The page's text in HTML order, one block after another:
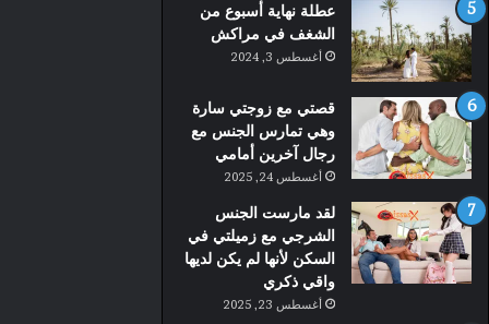
عطلة نهاية أسبوع من
الشغف في مراكش
أغسطس 3, 2024
قصتي مع زوجتي سارة
وهي تمارس الجنس مع
رجال آخرين أمامي
أغسطس 24, 2025
لقد مارست الجنس
الشرجي مع زميلتي في
السكن لأنها لم يكن لديها
واقي ذكري
أغسطس 23, 2025